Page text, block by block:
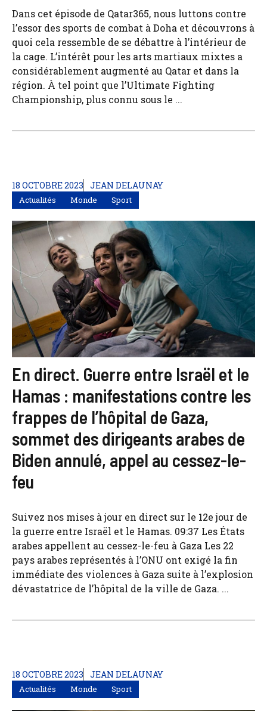
Dans cet épisode de Qatar365, nous luttons contre
l’essor des sports de combat à Doha et découvrons à
quoi cela ressemble de se débattre à l’intérieur de
la cage. L’intérêt pour les arts martiaux mixtes a
considérablement augmenté au Qatar et dans la
région. À tel point que l’Ultimate Fighting
Championship, plus connu sous le ...
18 OCTOBRE 2023 JEAN DELAUNAY
Actualités Monde Sport
En direct. Guerre entre Israël et le
Hamas : manifestations contre les
frappes de l’hôpital de Gaza,
sommet des dirigeants arabes de
Biden annulé, appel au cessez-le-
feu
Suivez nos mises à jour en direct sur le 12e jour de
la guerre entre Israël et le Hamas. 09:37 Les États
arabes appellent au cessez-le-feu à Gaza Les 22
pays arabes représentés à l’ONU ont exigé la fin
immédiate des violences à Gaza suite à l’explosion
dévastatrice de l’hôpital de la ville de Gaza. ...
18 OCTOBRE 2023 JEAN DELAUNAY
Actualités Monde Sport